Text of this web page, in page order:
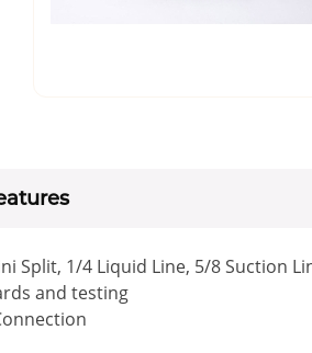
Split, 1/4 Liquid Line, 5/8 Suction
and testing